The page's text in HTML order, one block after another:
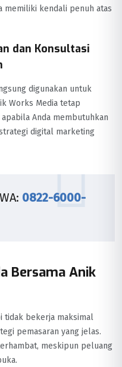
memiliki kendali penuh atas
dan Konsultasi
digunakan untuk
Works Media tetap
Anda membutuhkan
digital marketing
0822-6000-
Bersama Anik
tidak bekerja maksimal
pemasaran yang jelas.
meskipun peluang